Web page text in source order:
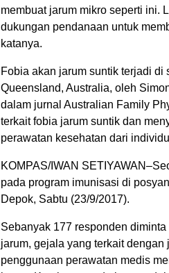
membuat jarum mikro seperti ini.
dukungan pendanaan untuk
katanya.
Fobia akan jarum suntik terjadi
Queensland, Australia, oleh
dalam jurnal Australian Family
terkait fobia jarum suntik dan
perawatan kesehatan dari
KOMPAS/IWAN
pada program imunisasi di
Depok, Sabtu (23/9/2017).
Sebanyak 177 responden
jarum, gejala yang terkait
penggunaan perawatan medis